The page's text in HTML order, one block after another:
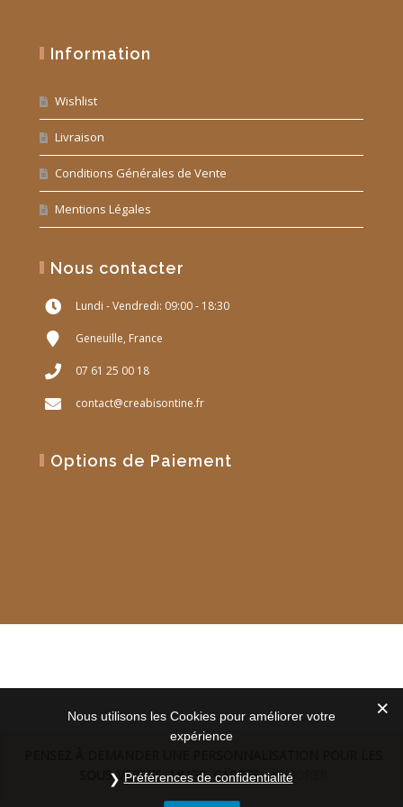
Information
Wishlist
Livraison
Conditions Générales de Vente
Mentions Légales
Nous contacter
Lundi - Vendredi: 09:00 - 18:30
Geneuille, France
07 61 25 00 18
contact@creabisontine.fr
Options de Paiement
Nous utilisons les Cookies pour améliorer votre
expérience
Préférences de confidentialité
SOUS-VERRES, MUGS, CARTES...IGNORER